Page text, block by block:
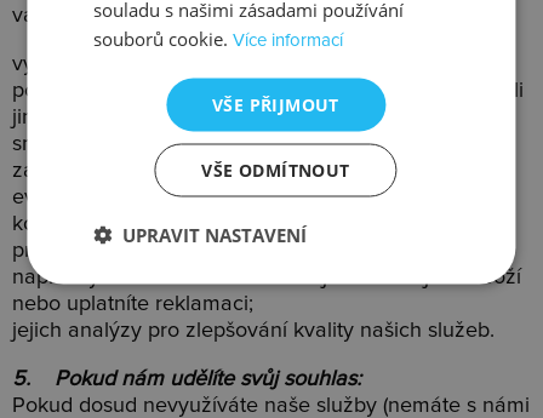
vašeho souhlasu) za účelem:
vyřízení vašich dotazů a požadavků;
pokud jste u nás objednali zboží nebo s námi uzavřeli
jinou smlouvu a váš požadavek se vztahuje k této
smlouvě, můžeme toto zpracování realizovat na
základě plnění této objednávky nebo smlouvy;
evidence vašich požadavků, abychom je mohli
kontrolovat, že je plníme řádně a včas;
prokazování, že jsme váš požadavek přijali a vyřídili,
např. když u nás touto cestou objednáte nějaké zboží
nebo uplatníte reklamaci;
jejich analýzy pro zlepšování kvality našich služeb.
5. Pokud nám udělíte svůj souhlas:
Pokud dosud nevyužíváte naše služby (nemáte s námi
souladu s našimi zásadami používání
souborů cookie.Více informací
VŠE PŘIJMOUT
VŠE ODMÍTNOUT
UPRAVIT NASTAVENÍ